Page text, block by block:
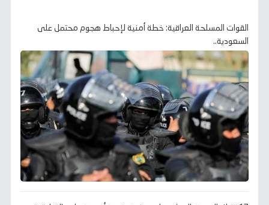
القوات المسلحة العراقية: خطة أمنية لإحباط هجوم محتمل على
السعودية..